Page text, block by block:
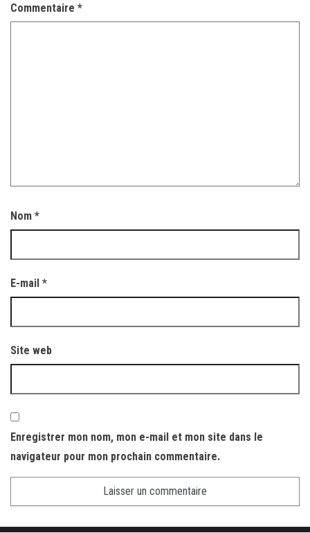
Commentaire *
Nom *
E-mail *
Site web
Enregistrer mon nom, mon e-mail et mon site dans le
navigateur pour mon prochain commentaire.